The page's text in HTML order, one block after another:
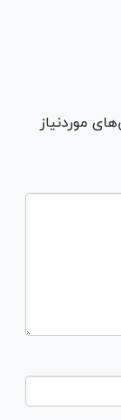
موردنیاز